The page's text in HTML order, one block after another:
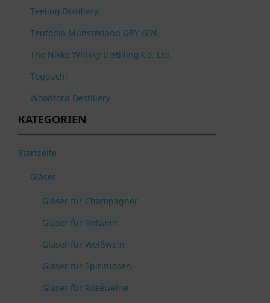
Teeling Distillery
Teutonia Münsterland DRY GIN
The Nikka Whisky Distilling Co. Ltd.
Togouchi
Woodford Destillery
KATEGORIEN
Startseite
Gläser
Gläser für Champagner
Gläser für Rotwein
Gläser für Weißwein
Gläser für Spirituosen
Gläser für Roséweine